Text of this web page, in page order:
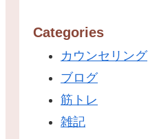
Categories
カウンセリング
ブログ
筋トレ
雑記